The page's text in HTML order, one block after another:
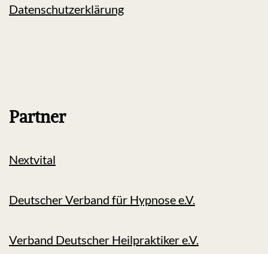
Datenschutzerklärung
Partner
Nextvital
Deutscher Verband für Hypnose e.V.
Verband Deutscher Heilpraktiker e.V.